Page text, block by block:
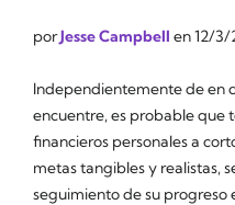
porJesse Campbell en12/3/
Independientemente de en
encuentre, es probable que
financieros personales a
metas tangibles y realistas,
seguimiento de su progreso